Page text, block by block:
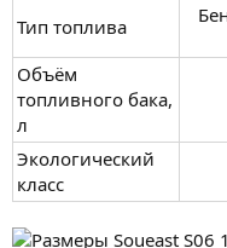
Тип топлива
Объём
топливного бака,
л
Экологический
класс